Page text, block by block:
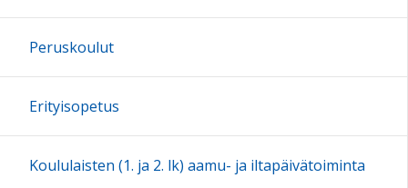
Peruskoulut
Erityisopetus
Koululaisten (1. ja 2. lk) aamu- ja iltapäivätoiminta